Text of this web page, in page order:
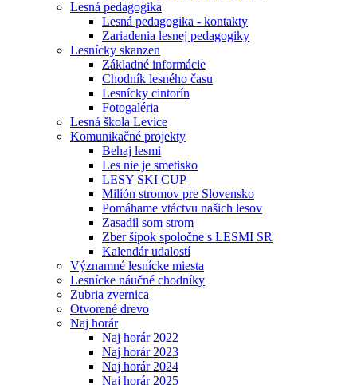
Lesná pedagogika
Lesná pedagogika - kontakty
Zariadenia lesnej pedagogiky
Lesnícky skanzen
Základné informácie
Chodník lesného času
Lesnícky cintorín
Fotogaléria
Lesná škola Levice
Komunikačné projekty
Behaj lesmi
Les nie je smetisko
LESY SKI CUP
Milión stromov pre Slovensko
Pomáhame vtáctvu našich lesov
Zasadil som strom
Zber šípok spoločne s LESMI SR
Kalendár udalostí
Významné lesnícke miesta
Lesnícke náučné chodníky
Zubria zvernica
Otvorené drevo
Naj horár
Naj horár 2022
Naj horár 2023
Naj horár 2024
Naj horár 2025